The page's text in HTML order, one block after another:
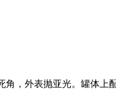
角，外表抛亚光。罐体上